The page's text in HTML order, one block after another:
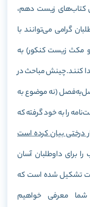
کتاب‌های زیست دهم،
گرامی می‌توانند با
مکث زیست کنکور) به
کنند. چینش مباحث در
(نه موضوع به
را به خود گرفته که
درختی بیان کرده است
برای داوطلبان آسان
تشکیل شده است که
معرفی خواهیم